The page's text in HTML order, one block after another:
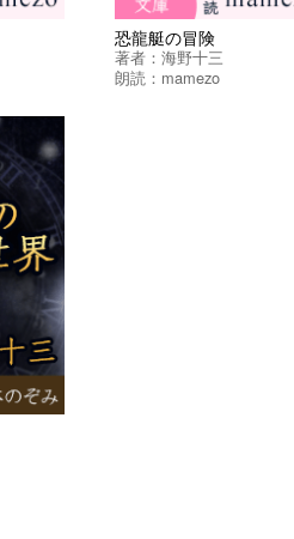
恐龍艇の冒険
著者：海野十三
朗読： mamezo